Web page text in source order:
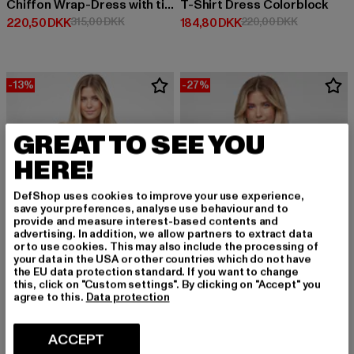
Chiffon Wrap-Dress with tie belt
220,50 DKK
Nuværende pris: 220,50 DKK
315,00 DKKKampagnepris: 315,00 DKK
T-Shirt Dress Colorblock
184,80 DKK
Nuværende pris: 184,80 DKK
220,00 DKK
-13%
CLOUD5IVE
-27%
GREAT TO SEE YOU
HERE!
DefShop uses cookies to improve your use experience,
save your preferences, analyse use behaviour and to
provide and measure interest-based contents and
advertising. In addition, we allow partners to extract data
or to use cookies. This may also include the processing of
your data in the USA or other countries which do not have
the EU data protection standard. If you want to change
this, click on "Custom settings". By clicking on "Accept" you
agree to this. Data protection
ACCEPT